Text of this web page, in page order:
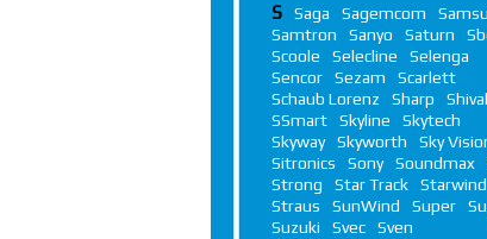
S Saga Sagemcom
Samtron
Sanyo Saturn
Scoole
Selecline
Selenga
Sencor
Sezam
Scarlett
Schaub Lorenz
Sharp
SSmart
Skyline
Skytech
Skyway
Skyworth
Sky
Sitronics
Sony Soundmax
Strong
Star Track
Starwind
Straus
SunWind Super
Suzuki
Svec Sven